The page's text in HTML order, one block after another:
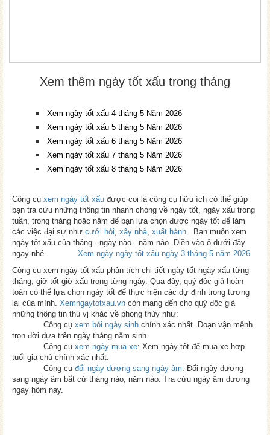
Xem thêm ngày tốt xấu trong tháng
Xem ngày tốt xấu 4 tháng 5 Năm 2026
Xem ngày tốt xấu 5 tháng 5 Năm 2026
Xem ngày tốt xấu 6 tháng 5 Năm 2026
Xem ngày tốt xấu 7 tháng 5 Năm 2026
Xem ngày tốt xấu 8 tháng 5 Năm 2026
Công cụ xem ngày tốt xấu được coi là công cụ hữu ích có thể giúp
bạn tra cứu những thông tin nhanh chóng về ngày tốt, ngày xấu trong
tuần, trong tháng hoặc năm để bạn lựa chọn được ngày tốt để làm
các việc đại sự như cưới hỏi, xây nhà, xuất hành...Bạn muốn xem
ngày tốt xấu của tháng - ngày nào - năm nào. Điền vào ô dưới đây
ngay nhé.
Xem ngày ngày tốt xấu ngày 3 tháng 5 năm 2026
Công cụ xem ngày tốt xấu phân tích chi tiết ngày tốt ngày xấu từng
tháng, giờ tốt giờ xấu trong từng ngày. Qua đây, quý độc giả hoàn
toàn có thể lựa chọn ngày tốt để thực hiện các dự định trong tương
lai của mình. Xemngaytotxau.vn còn mang đến cho quý độc giả
những thông tin thú vị khác về phong thủy như:
Công cụ xem bói ngày sinh chính xác nhất. Đoạn vận mệnh
trọn đời dựa trên ngày tháng năm sinh.
Công cụ xem ngày mua xe: Xem ngày tốt để mua xe hợp
tuổi gia chủ chính xác nhất.
Công cụ đổi ngày dương sang ngày âm: Đổi ngày dương
sang ngày âm bất cứ tháng nào, năm nào. Tra cứu ngày âm dương
ngay hôm nay.